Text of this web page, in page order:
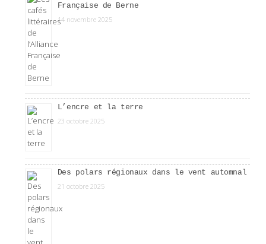
Française de Berne
14 novembre 2025
L’encre et la terre
23 octobre 2025
Des polars régionaux dans le vent automnal
21 octobre 2025